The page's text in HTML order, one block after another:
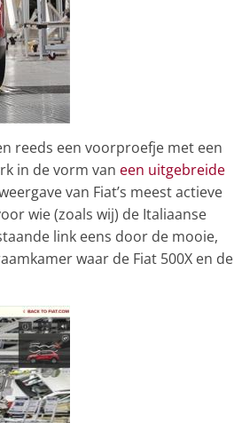
reeds een voorproefje met een
in de vorm van een uitgebreide
van Fiat’s meest actieve
wie (zoals wij) de Italiaanse
link eens door de mooie,
waar de Fiat 500X en de